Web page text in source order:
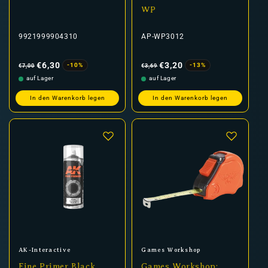
9921999904310
Preis
€7,00 €6,30
-10%
auf Lager
In den Warenkorb legen
WP
AP-WP3012
Preis
€3,69 €3,20
-13%
auf Lager
In den Warenkorb legen
Anbieter:
AK-Interactive Anbieter:
Games Workshop